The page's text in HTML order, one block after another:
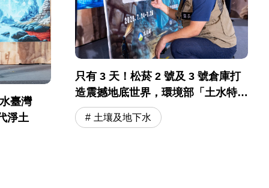
臺灣
淨土
只有 3 天！松菸 2 號及 3 號倉庫打
造震撼地底世界，環境部「土水特
展」開幕必逛！
土壤及地下水